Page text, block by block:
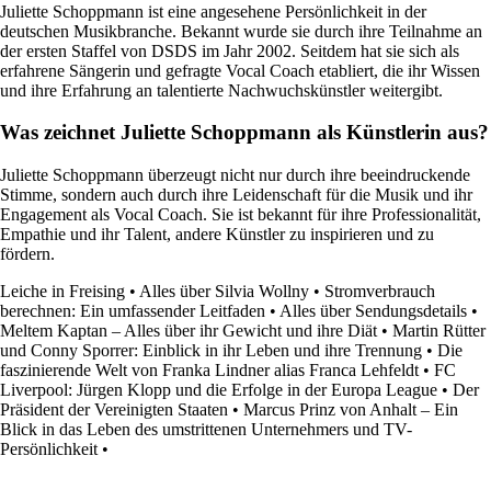
Juliette Schoppmann ist eine angesehene Persönlichkeit in der
deutschen Musikbranche. Bekannt wurde sie durch ihre Teilnahme an
der ersten Staffel von DSDS im Jahr 2002. Seitdem hat sie sich als
erfahrene Sängerin und gefragte Vocal Coach etabliert, die ihr Wissen
und ihre Erfahrung an talentierte Nachwuchskünstler weitergibt.
Was zeichnet Juliette Schoppmann als Künstlerin aus?
Juliette Schoppmann überzeugt nicht nur durch ihre beeindruckende
Stimme, sondern auch durch ihre Leidenschaft für die Musik und ihr
Engagement als Vocal Coach. Sie ist bekannt für ihre Professionalität,
Empathie und ihr Talent, andere Künstler zu inspirieren und zu
fördern.
Leiche in Freising • Alles über Silvia Wollny • Stromverbrauch
berechnen: Ein umfassender Leitfaden • Alles über Sendungsdetails •
Meltem Kaptan – Alles über ihr Gewicht und ihre Diät • Martin Rütter
und Conny Sporrer: Einblick in ihr Leben und ihre Trennung • Die
faszinierende Welt von Franka Lindner alias Franca Lehfeldt • FC
Liverpool: Jürgen Klopp und die Erfolge in der Europa League • Der
Präsident der Vereinigten Staaten • Marcus Prinz von Anhalt – Ein
Blick in das Leben des umstrittenen Unternehmers und TV-
Persönlichkeit •